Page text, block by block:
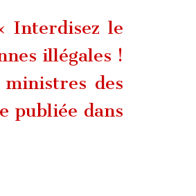
Interdisez le
illégales !
des
publiée dans